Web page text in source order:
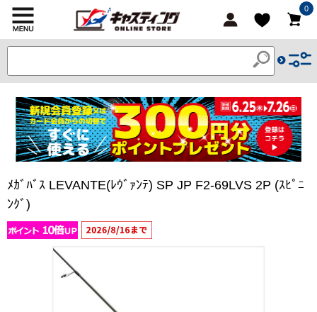
0
ﾒｶﾞﾊﾞｽ LEVANTE(ﾚｳﾞｧﾝﾃ) SP JP F2-69LVS 2P (ｽﾋﾟﾆ
ﾝｸﾞ)